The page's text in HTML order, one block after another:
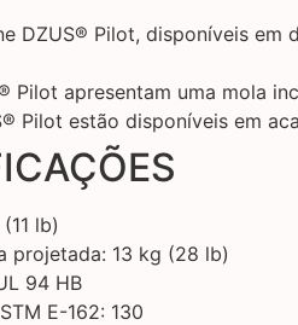
DZUS® Pilot, disponíveis
Pilot apresentam uma mola
Pilot estão disponíveis em
lb)
projetada: 13 kg (28 lb)
94 HB
E-162: 130